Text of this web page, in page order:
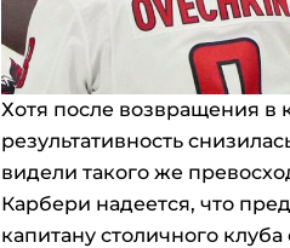
Хотя после возвращения в
результативность
видели такого же
Карбери надеется, что
капитану столичного